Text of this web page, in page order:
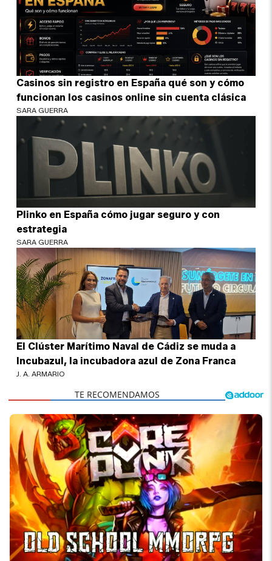
Casinos sin registro en España qué son y cómo
funcionan los casinos online sin cuenta clásica
SARA GUERRA
Plinko en España cómo jugar seguro y con
estrategia
SARA GUERRA
El Clúster Marítimo Naval de Cádiz se muda a
Incubazul, la incubadora azul de Zona Franca
J. A. ARMARIO